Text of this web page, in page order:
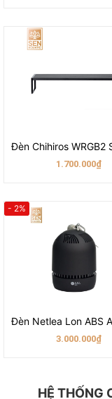
1.700.000₫
- 2%
3.000.000₫
HỆ THỐNG